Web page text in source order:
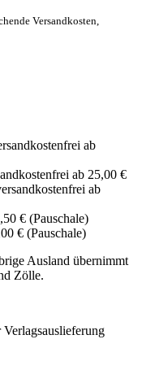
Versandkosten,
ab
ab 25,00 €
ab
€ (Pauschale)
€ (Pauschale)
Ausland übernimmt
Zölle.